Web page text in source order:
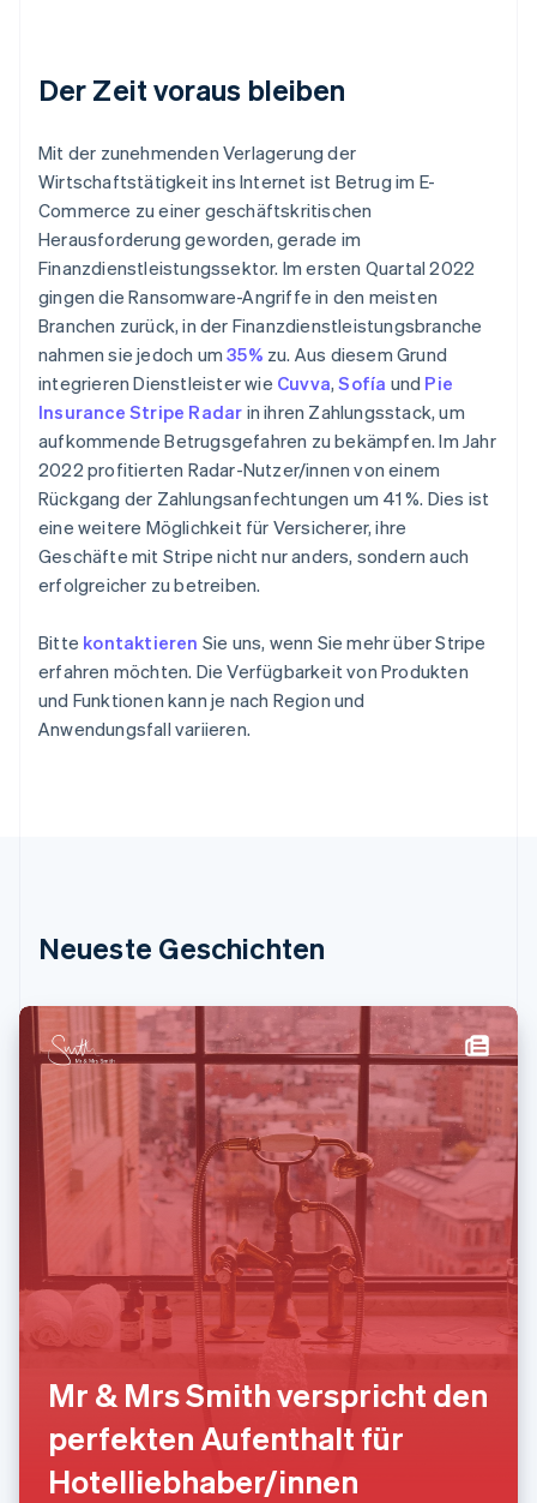
Der Zeit voraus bleiben
Mit der zunehmenden Verlagerung der
Wirtschaftstätigkeit ins Internet ist Betrug im E-
Commerce zu einer geschäftskritischen
Herausforderung geworden, gerade im
Finanzdienstleistungssektor. Im ersten Quartal 2022
gingen die Ransomware-Angriffe in den meisten
Branchen zurück, in der Finanzdienstleistungsbranche
nahmen sie jedoch um35% zu. Aus diesem Grund
integrieren Dienstleister wie Cuvva,Sofía und Pie
Insurance Stripe Radar in ihren Zahlungsstack, um
aufkommende Betrugsgefahren zu bekämpfen. Im Jahr
2022 profitierten Radar-Nutzer/innen von einem
Rückgang der Zahlungsanfechtungen um 41 %. Dies ist
eine weitere Möglichkeit für Versicherer, ihre
Geschäfte mit Stripe nicht nur anders, sondern auch
erfolgreicher zu betreiben.
Bitte kontaktieren Sie uns, wenn Sie mehr über Stripe
erfahren möchten. Die Verfügbarkeit von Produkten
und Funktionen kann je nach Region und
Anwendungsfall variieren.
Neueste Geschichten
Mr & Mrs Smith verspricht den
perfekten Aufenthalt für
Hotelliebhaber/innen
English
Belgien
Brasilien
Português English
English
Dänemark
English
Deutschland
Deutsch English
Estland
English
Festlandchina
简体中文English
Finnland
EnglishSvenska
Frankreich
FrançaisEnglish
Gibraltar
English
Griechenland
Indien
English
Irland
English
Italien
English
English
Luxemburg
DeutschEnglish
Malaysia
简体中文
Malta
Mexiko
Neuseeland
English
Niederlande
Nederlands English
English
Deutsch English
Polen
English